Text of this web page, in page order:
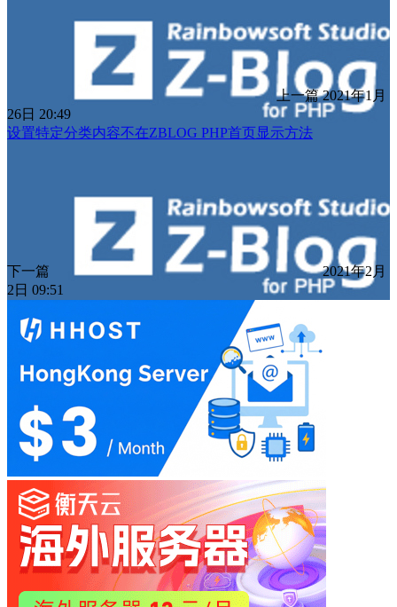
上一篇 2021年1月
26日 20:49
设置特定分类内容不在ZBLOG PHP首页显示方法
下一篇
2021年2月
2日 09:51